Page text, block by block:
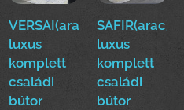
VERSAI(arac)
luxus
komplett
családi
bútor
SAFIR(arac)
luxus
komplett
családi
bútor